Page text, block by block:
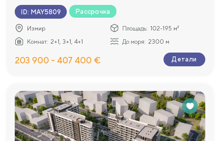
ID: MAY5809 Рассрочка
Измир Площадь: 102-195 м²
Комнат: 2+1, 3+1, 4+1 До моря: 2300 м
203 900 - 407 400 € Детали